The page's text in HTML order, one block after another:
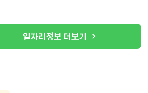
일자리정보 더보기